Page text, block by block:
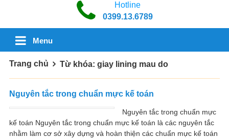
Hotline
0399.13.6789
Menu
Trang chủ Từ khóa: giay lining mau do
Nguyên tắc trong chuẩn mực kế toán
Nguyên tắc trong chuẩn mực
kế toán Nguyên tắc trong chuẩn mực kế toán là các nguyên tắc
nhằm làm cơ sở xây dựng và hoàn thiện các chuẩn mực kế toán